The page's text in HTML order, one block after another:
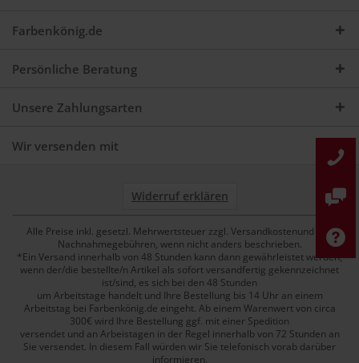
Farbenkönig.de
Persönliche Beratung
Unsere Zahlungsarten
Wir versenden mit
Widerruf erklären
Alle Preise inkl. gesetzl. Mehrwertsteuer zzgl. Versandkostenund ggf.
Nachnahmegebühren, wenn nicht anders beschrieben.
*Ein Versand innerhalb von 48 Stunden kann dann gewährleistet werden,
wenn der/die bestellte/n Artikel als sofort versandfertig gekennzeichnet
ist/sind, es sich bei den 48 Stunden
um Arbeitstage handelt und Ihre Bestellung bis 14 Uhr an einem
Arbeitstag bei Farbenkönig.de eingeht. Ab einem Warenwert von circa
300€ wird Ihre Bestellung ggf. mit einer Spedition
versendet und an Arbeistagen in der Regel innerhalb von 72 Stunden an
Sie versendet. In diesem Fall würden wir Sie telefonisch vorab darüber
informieren.